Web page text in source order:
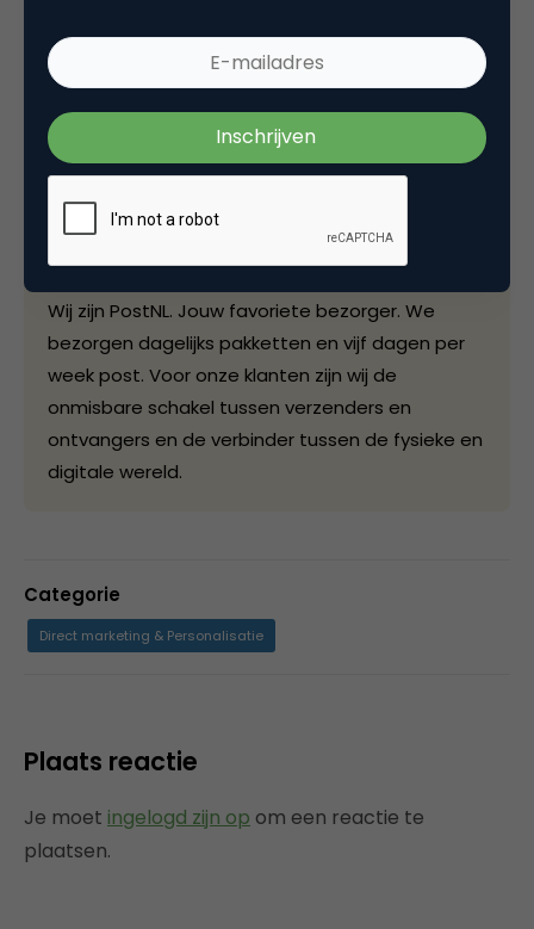
Deel dit artikel
Kopieer link
PostNL
Wij zijn PostNL. Jouw favoriete bezorger. We
bezorgen dagelijks pakketten en vijf dagen per
week post. Voor onze klanten zijn wij de
onmisbare schakel tussen verzenders en
ontvangers en de verbinder tussen de fysieke en
digitale wereld.
Categorie
Direct marketing & Personalisatie
Plaats reactie
Je moet ingelogd zijn op om een reactie te
plaatsen.